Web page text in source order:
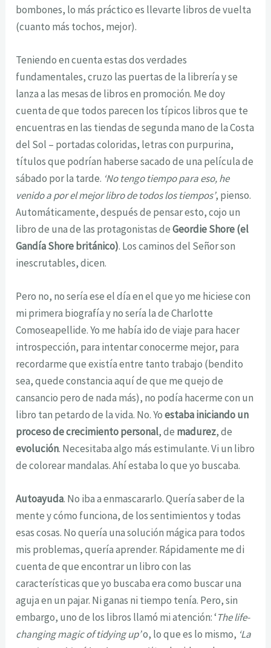
bombones, lo más práctico es llevarte libros de vuelta
(cuanto más tochos, mejor).
Teniendo en cuenta estas dos verdades
fundamentales, cruzo las puertas de la librería y se
lanza a las mesas de libros en promoción. Me doy
cuenta de que todos parecen los típicos libros que te
encuentras en las tiendas de segunda mano de la Costa
del Sol – portadas coloridas, letras con purpurina,
títulos que podrían haberse sacado de una película de
sábado por la tarde. ‘No tengo tiempo para eso, he
venido a por el mejor libro de todos los tiempos’, pienso.
Automáticamente, después de pensar esto, cojo un
libro de una de las protagonistas deGeordie Shore (el
Gandía Shore británico). Los caminos del Señor son
inescrutables, dicen.
Pero no, no sería ese el día en el que yo me hiciese con
mi primera biografía y no sería la de Charlotte
Comoseapellide. Yo me había ido de viaje para hacer
introspección, para intentar conocerme mejor, para
recordarme que existía entre tanto trabajo (bendito
sea, quede constancia aquí de que me quejo de
cansancio pero de nada más), no podía hacerme con un
libro tan petardo de la vida. No. Yoestaba iniciando un
proceso de crecimiento personal, de madurez, de
evolución. Necesitaba algo más estimulante. Vi un libro
de colorear mandalas. Ahí estaba lo que yo buscaba.
Autoayuda. No iba a enmascararlo. Quería saber de la
mente y cómo funciona, de los sentimientos y todas
esas cosas. No quería una solución mágica para todos
mis problemas, quería aprender. Rápidamente me di
cuenta de que encontrar un libro con las
características que yo buscaba era como buscar una
aguja en un pajar. Ni ganas ni tiempo tenía. Pero, sin
embargo, uno de los libros llamó mi atención: ‘The life-
changing magic of tidying up’o, lo que es lo mismo, ‘La